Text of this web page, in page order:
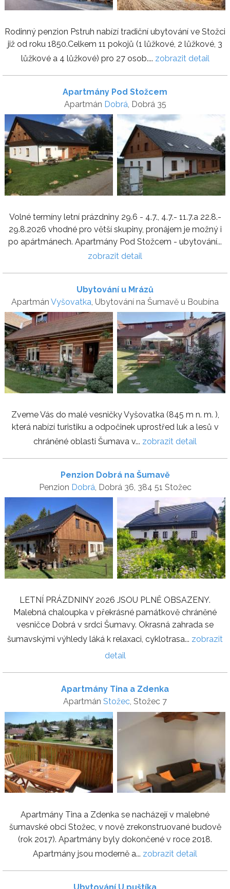
Rodinný penzion Pstruh nabízí tradiční ubytování ve Stožci
již od roku 1850.Celkem 11 pokojů (1 lůžkové, 2 lůžkové, 3
lůžkové a 4 lůžkové) pro 27 osob.... zobrazit detail
Apartmány Pod Stožcem
Apartmán Dobrá, Dobrá 35
Volné termíny letní prázdniny 29.6 - 4.7., 4.7.- 11.7.a 22.8.-
29.8.2026 vhodné pro větší skupiny, pronájem je možný i
po apártmánech. Apartmány Pod Stožcem - ubytování...
zobrazit detail
Ubytování u Mrázů
Apartmán Vyšovatka, Ubytování na Šumavě u Boubína
Zveme Vás do malé vesničky Vyšovatka (845 m n. m. ),
která nabízí turistiku a odpočinek uprostřed luk a lesů v
chráněné oblasti Šumava v... zobrazit detail
Penzion Dobrá na Šumavě
Penzion Dobrá, Dobrá 36, 384 51 Stožec
LETNÍ PRÁZDNINY 2026 JSOU PLNĚ OBSAZENY.
Malebná chaloupka v překrásné památkově chráněné
vesničce Dobrá v srdci Šumavy. Okrasná zahrada se
šumavskými výhledy láká k relaxaci, cyklotrasa... zobrazit
detail
Apartmány Tina a Zdenka
Apartmán Stožec, Stožec 7
Apartmány Tina a Zdenka se nacházejí v malebné
šumavské obci Stožec, v nově zrekonstruované budově
(rok 2017). Apartmány byly dokončené v roce 2018.
Apartmány jsou moderně a... zobrazit detail
Ubytování U puštíka